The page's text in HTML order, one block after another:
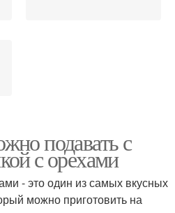
подавать с
с орехами
- это один из самых вкусных
можно приготовить на